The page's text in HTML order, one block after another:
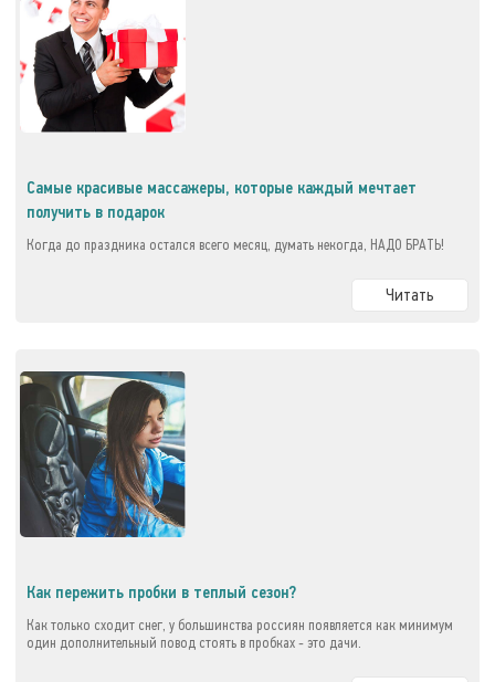
Самые красивые массажеры, которые каждый мечтает
получить в подарок
Когда до праздника остался всего месяц, думать некогда, НАДО БРАТЬ!
Читать
Как пережить пробки в теплый сезон?
Как только сходит снег, у большинства россиян появляется как минимум
один дополнительный повод стоять в пробках - это дачи.